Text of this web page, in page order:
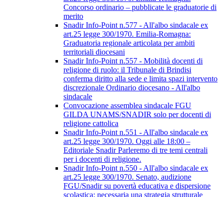
Concorso ordinario – pubblicate le graduatorie di
merito
Snadir Info-Point n.577 - All'albo sindacale ex
art.25 legge 300/1970. Emilia-Romagna:
Graduatoria regionale articolata per ambiti
territoriali diocesani
Snadir Info-Point n.557 - Mobilità docenti di
religione di ruolo: il Tribunale di Brindisi
conferma diritto alla sede e limita spazi intervento
discrezionale Ordinario diocesano - All'albo
sindacale
Convocazione assemblea sindacale FGU
GILDA UNAMS/SNADIR solo per docenti di
religione cattolica
Snadir Info-Point n.551 - All'albo sindacale ex
art.25 legge 300/1970. Oggi alle 18:00 –
Editoriale Snadir Parleremo di tre temi centrali
per i docenti di religione.
Snadir Info-Point n.550 - All'albo sindacale ex
art.25 legge 300/1970. Senato, audizione
FGU/Snadir su povertà educativa e dispersione
scolastica: necessaria una strategia strutturale